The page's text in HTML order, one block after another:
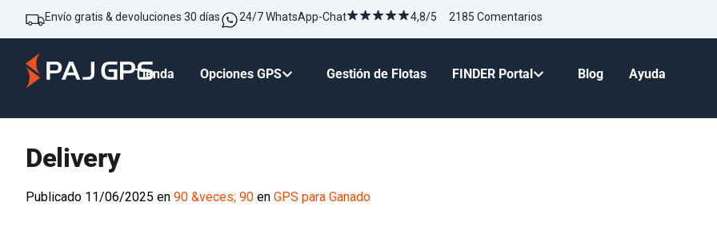
Envío gratis & devoluciones 30 días 24/7 WhatsApp-Chat 4,8/5 2185 Comentarios
Tienda Opciones GPS Gestión de Flotas FINDER Portal Blog Ayuda
Delivery
Publicado 11/06/2025 en 90 &veces; 90 en GPS para Ganado